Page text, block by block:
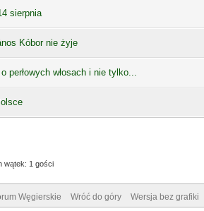
sierpnia
Kóbor nie żyje
perłowych włosach i nie tylko...
wątek: 1 gości
Węgierskie Wróć do góry Wersja bez grafiki